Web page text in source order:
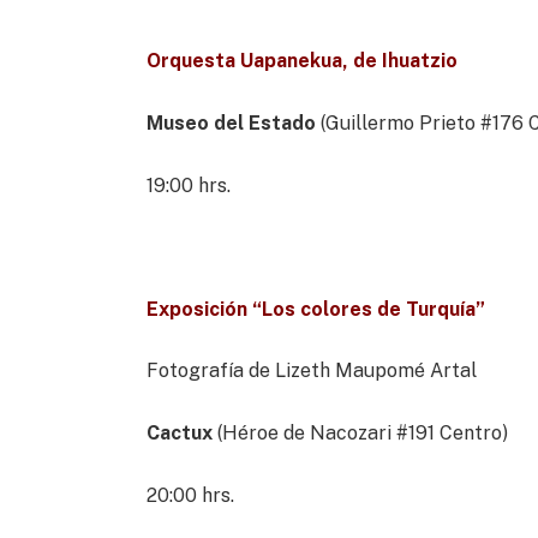
Orquesta Uapanekua, de Ihuatzio
Museo del Estado (Guillermo Prieto #176
19:00 hrs.
Exposición “Los colores de Turquía”
Fotografía de Lizeth Maupomé Artal
Cactux(Héroe de Nacozari #191 Centro)
20:00 hrs.